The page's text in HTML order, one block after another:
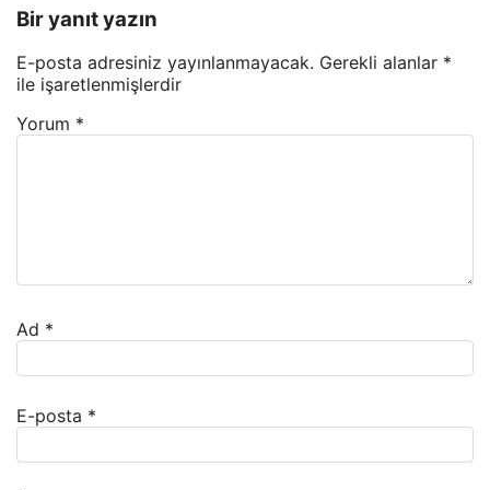
Bir yanıt yazın
E-posta adresiniz yayınlanmayacak. Gerekli alanlar *
ile işaretlenmişlerdir
Yorum *
Ad *
E-posta *